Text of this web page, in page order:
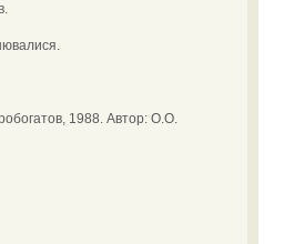
1988. Автор: О.О.